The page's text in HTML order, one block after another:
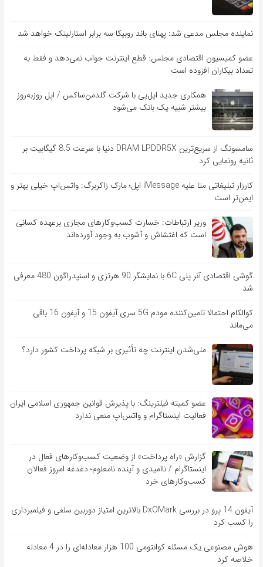
نماینده مجلس مدعی شد: پهنای باند روبیکا سه برابر استارلینک خواهد شد
عضو کمیسیون اقتصادی مجلس: قطع اینترنت جواب نمی‌دهد و فقط به
تعداد بیکاران افزوده است
همکاری جدید اپل‌پی با شرکت گلدمن‌ساکس / اپل روزبه‌روز
بیشتر شبیه یک بانک می‌شود
سامسونگ از سریع‌ترین DRAM LPDDR5X دنیا با سرعت 8.5 گیگابیت بر
ثانیه رونمایی کرد
کارزار تبلیغاتی متا علیه iMessage اپل؛ مارک زاکربرگ: واتس‌اپ خیلی بهتر و
ایمن‌تر است
وزیر ارتباطات: خسارت کسب‌وکارهای مجازی برعهده کسانی
است که اغتشاش و آشوب به وجود آورده‌اند
گوشی اقتصادی آنر پلی 6C با نمایشگر 90 هرتزی و اسنپدراگون 480 معرفی
شد
کوالکام احتمالا تامین‌کننده مودم 5G سری آیفون 15 و آیفون 16 باقی
می‌ماند
ملی‌شدن اینترنت چه تأثیری بر شبکه پرداخت کشور دارد؟
عضو کمیته فیلترینگ: با پذیرش قوانین جمهوری اسلامی ایران
فعالیت اینستاگرام و واتس‌اپ منعی ندارد
گزارش «راه پرداخت» از وضعیت کسب‌وکارهای فعال در
اینستاگرام / ناامیدی و آینده نامعلوم؛ دغدغه امروز فعالان
کسب‌وکارهای خرد
آیفون 14 پرو در بررسی DxOMark بالاترین امتیاز دوربین سلفی و فیلمبرداری
را کسب کرد
هوش مصنوعی یک مسئله کوانتومی 100 هزار معادله‌‎ای را در 4 معادله
خلاصه کرد